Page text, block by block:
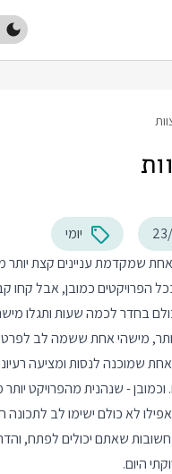
יומי
שמקדמת עניינים קצת יותר
הפרויקטים כמובן, אבל קחו
בחדר לכמה שעות ותגלו
מישהי אחת ששמה לב
שמוכנה לנסות ומציעה
וכמובן - שנהנית מהפרויקט
לא כולם ישימו לב לתכונה
שאתם יכולים לפתח,
היום.